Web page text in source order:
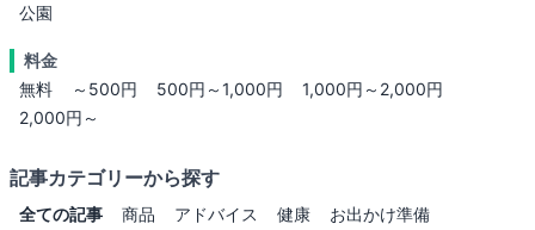
公園
料金
無料
～500円 500円～1,000円
1,000円～2,000円
2,000円～
記事カテゴリーから探す
全ての記事 商品 アドバイス 健康
お出かけ準備